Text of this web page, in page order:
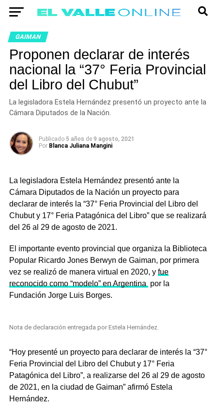
GAIMAN
Proponen declarar de interés
nacional la “37° Feria Provincial
del Libro del Chubut”
La legisladora Estela Hernández presentó un proyecto ante la
Cámara Diputados de la Nación.
Publicado 5 años de 9 agosto, 2021
Por Blanca Juliana Mangini
La legisladora Estela Hernández presentó ante la
Cámara Diputados de la Nación un proyecto para
declarar de interés la “37° Feria Provincial del Libro del
Chubut y 17° Feria Patagónica del Libro” que se realizará
del 26 al 29 de agosto de 2021.
El importante evento provincial que organiza la Biblioteca
Popular RicardoJones Berwyn de Gaiman, por primera
vez se realizó de manera virtual en 2020, y fue
reconocido como “modelo” en Argentina por la
Fundación Jorge Luis Borges.
Nota de declaración entregada por Estela Hernández.
“Hoy presenté un proyecto para declarar de interés la “37°
Feria Provincial del Libro del Chubut y 17° Feria
Patagónica del Libro”, a realizarse del 26 al 29 de agosto
de 2021, en la ciudad de Gaiman” afirmó Estela
Hernández.